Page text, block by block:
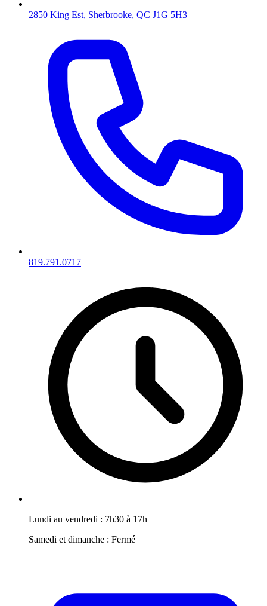
2850 King Est, Sherbrooke, QC J1G 5H3
819.791.0717
Lundi au vendredi : 7h30 à 17h
Samedi et dimanche : Fermé